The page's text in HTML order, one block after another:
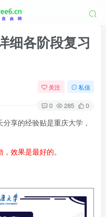
细各阶段复习
关注 私信
0 285 0
享的经验贴是重庆大学，
，效果是最好的。